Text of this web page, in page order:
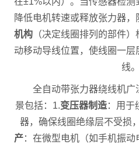
降低电机转速或释放张力器，
机构 （决定线圈排列的部件
动移动导线位置，使线圈一
线。
全自动带张力器绕线机
景包括：1.变压器制造：用于
器，确保线圈绝缘层不受损
产：在微型电机（如手机振